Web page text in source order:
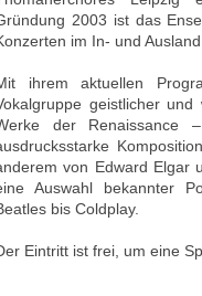
2003 ist das
im In- und
ihrem aktuellen
geistlicher
der
von Edward Elgar
Auswahl bekannter
bis Coldplay.
Eintritt ist frei, um eine